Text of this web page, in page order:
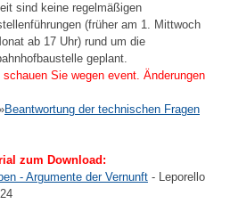
sind keine regelmäßigen
(früher am 1. Mittwoch
ab 17 Uhr) rund um die
geplant.
schauen Sie wegen event. Änderungen
Beantwortung der technischen Fragen
zum Download:
- Argumente der Vernunft - Leporello